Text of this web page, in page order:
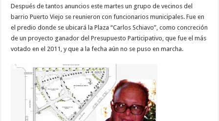
Después de tantos anuncios este martes un grupo de vecinos del
barrio Puerto Viejo se reunieron con funcionarios municipales. Fue en
el predio donde se ubicará la Plaza “Carlos Schiavo”, como concreción
de un proyecto ganador del Presupuesto Participativo, que fue el más
votado en el 2011, y que a la fecha aún no se puso en marcha.